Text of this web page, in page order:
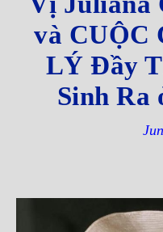
và CUỘC
LÝ Đầy
Sinh Ra